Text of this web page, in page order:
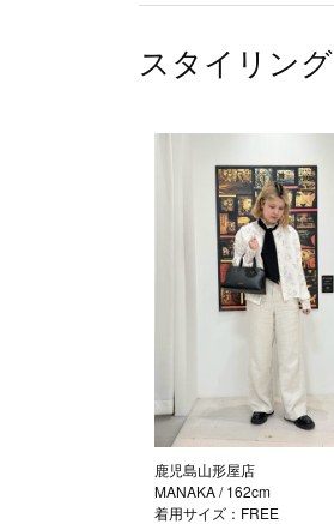
スタイリング
鹿児島山形屋店
MANAKA/ 162cm
着用サイズ：FREE